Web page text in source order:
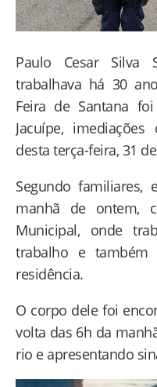
Paulo Cesar Silva
trabalhava há 30
Feira de Santana
Jacuípe,
desta terça-feira, 31
Segundo familiares,
manhã de ontem,
Municipal, onde
trabalho e
residência.
O corpo dele foi
volta das 6h da
rio e apresentando